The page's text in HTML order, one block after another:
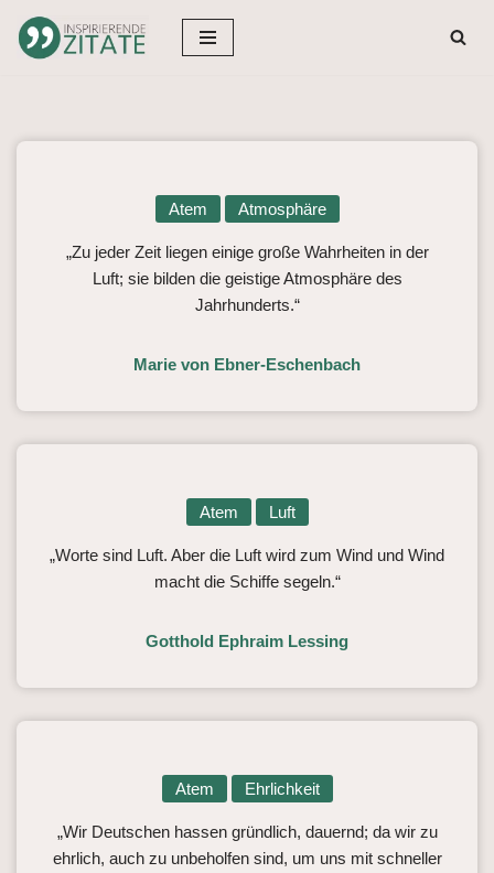
Zum
Atem Atmosphäre
„Zu jeder Zeit liegen einige große Wahrheiten in der
Luft; sie bilden die geistige Atmosphäre des
Jahrhunderts.“
Marie von Ebner-Eschenbach
Atem Luft
„Worte sind Luft. Aber die Luft wird zum Wind und Wind
macht die Schiffe segeln.“
Gotthold Ephraim Lessing
Atem Ehrlichkeit
„Wir Deutschen hassen gründlich, dauernd; da wir zu
ehrlich, auch zu unbeholfen sind, um uns mit schneller